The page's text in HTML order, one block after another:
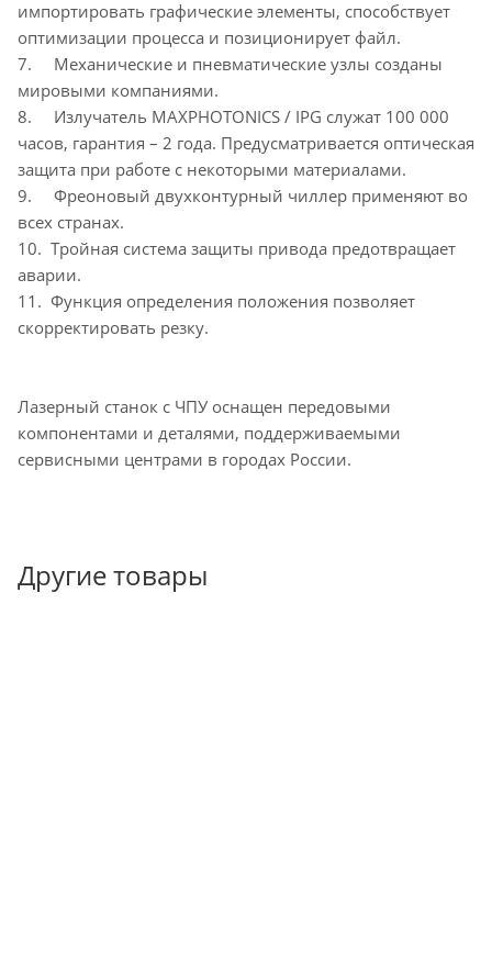
импортировать графические элементы, способствует
оптимизации процесса и позиционирует файл.
7. Механические и пневматические узлы созданы
мировыми компаниями.
8. Излучатель MAXPHOTONICS / IPG служат 100 000
часов, гарантия – 2 года. Предусматривается оптическая
защита при работе с некоторыми материалами.
9. Фреоновый двухконтурный чиллер применяют во
всех странах.
10. Тройная система защиты привода предотвращает
аварии.
11. Функция определения положения позволяет
скорректировать резку.
Лазерный станок с ЧПУ оснащен передовыми
компонентами и деталями, поддерживаемыми
сервисными центрами в городах России.
Другие товары